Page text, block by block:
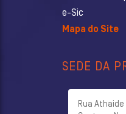
e-Sic
Mapa do Site
SEDE DA
Rua